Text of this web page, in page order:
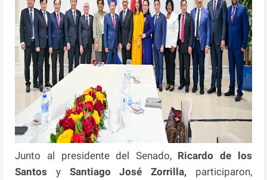
Junto al presidente del Senado, Ricardo de los
Santos y Santiago José Zorrilla,participaron,